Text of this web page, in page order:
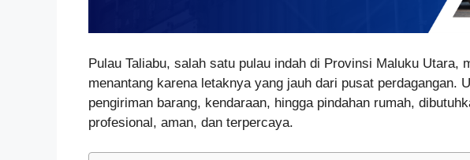
Pulau Taliabu, salah satu pulau indah di Provinsi Maluku Utara,
menantang karena letaknya yang jauh dari pusat perdagangan.
pengiriman barang, kendaraan, hingga pindahan rumah,
profesional, aman, dan terpercaya.